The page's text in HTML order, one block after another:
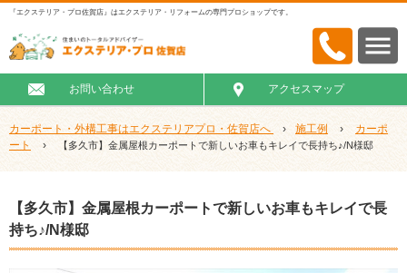
『エクステリア・プロ佐賀店』はエクステリア・リフォームの専門プロショップです。
お問い合わせ アクセスマップ
カーポート・外構工事はエクステリアプロ・佐賀店へ › 施工例 ›
カーポ
ート
› 【多久市】金属屋根カーポートで新しいお車もキレイで長持ち♪/N様邸
【多久市】金属屋根カーポートで新しいお車もキレイで長
持ち♪/N様邸